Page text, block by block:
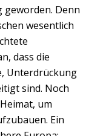
geworden. Denn
wesentlich
dass die
Unterdrückung
sind. Noch
um
Ein